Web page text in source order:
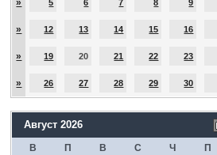
» 5 6 7 8 9
» 12 13 14 15 16
» 19 20 21 22 23
» 26 27 28 29 30
Август 2026
В П В С Ч П